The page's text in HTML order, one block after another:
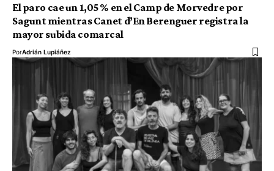
El paro cae un 1,05 % en el Camp de Morvedre por
Sagunt mientras Canet d’En Berenguer registra la
mayor subida comarcal
PorAdrián Lupiáñez